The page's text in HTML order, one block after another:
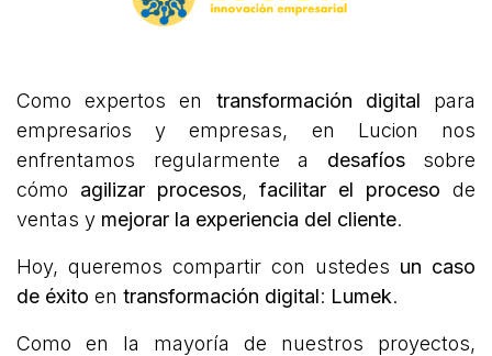
Como expertos en transformación digital para
empresarios y empresas, en Lucion nos
enfrentamos regularmente a desafíossobre
cómo agilizar procesos, facilitar el proceso de
ventas y mejorar la experiencia del cliente.
Hoy, queremos compartir con ustedes un caso
de éxito en transformación digital: Lumek.
Como en la mayoría de nuestros proyectos,